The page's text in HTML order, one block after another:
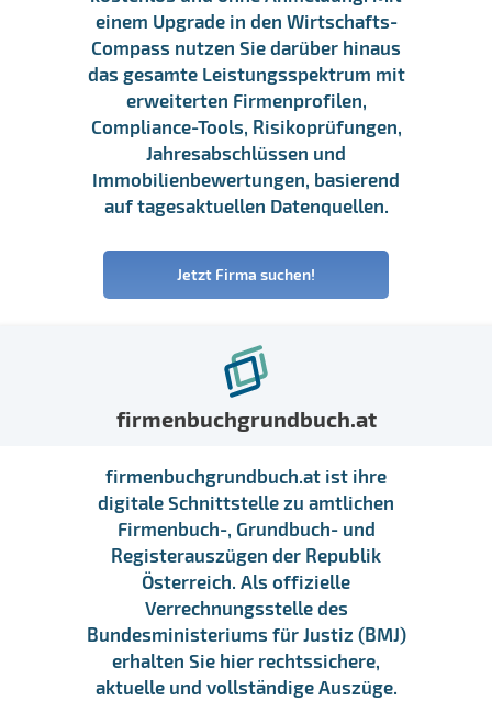
einem Upgrade in den Wirtschafts-
Compass nutzen Sie darüber hinaus
das gesamte Leistungsspektrum mit
erweiterten Firmenprofilen,
Compliance-Tools, Risikoprüfungen,
Jahresabschlüssen und
Immobilienbewertungen, basierend
auf tagesaktuellen Datenquellen.
Jetzt Firma suchen!
firmenbuchgrundbuch.at
firmenbuchgrundbuch.at ist ihre
digitale Schnittstelle zu amtlichen
Firmenbuch-, Grundbuch- und
Registerauszügen der Republik
Österreich. Als offizielle
Verrechnungsstelle des
Bundesministeriums für Justiz (BMJ)
erhalten Sie hier rechtssichere,
aktuelle und vollständige Auszüge.